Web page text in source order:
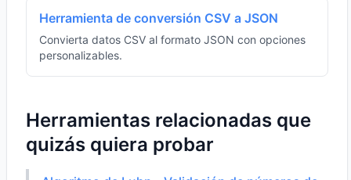
Herramienta de conversión CSV a JSON
Convierta datos CSV al formato JSON con opciones
personalizables.
Herramientas relacionadas que
quizás quiera probar